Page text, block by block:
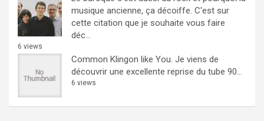
musique ancienne, ça décoiffe. C'est sur
cette citation que je souhaite vous faire
déc...
6 views
Common Klingon like You. Je viens de
découvrir une excellente reprise du tube 90...
6 views